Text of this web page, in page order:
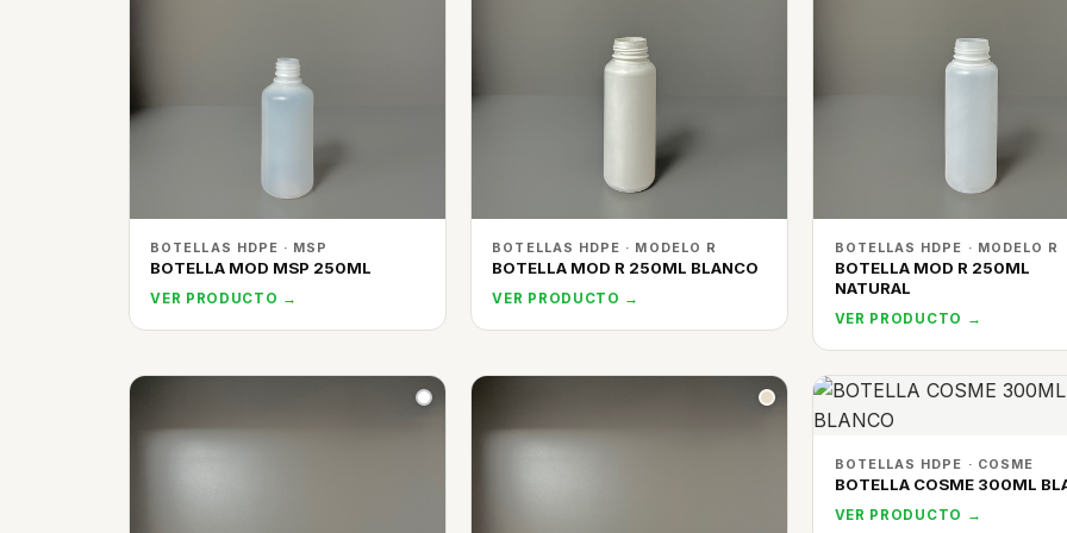
BOTELLAS HDPE · MSP
BOTELLA MOD MSP 250ML
VER PRODUCTO →
BOTELLAS HDPE · MODELO R
BOTELLA MOD R 250ML BLANCO
VER PRODUCTO →
BOTELLAS HDPE · MODELO R
BOTELLA MOD R 250ML
NATURAL
VER PRODUCTO →
BOTELLAS HDPE · COSME
BOTELLA COSME 300ML
VER PRODUCTO →